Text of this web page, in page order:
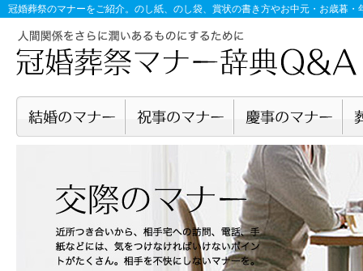
冠婚葬祭のマナーをご紹介。のし紙、のし袋、賞状の書き方やお中元・お歳暮